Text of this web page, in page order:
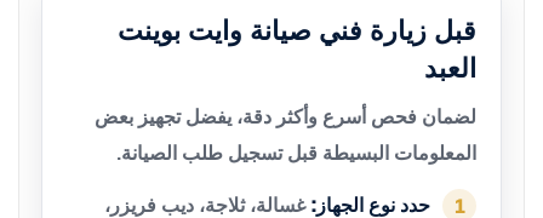
قبل زيارة فني صيانة وايت بوينت
العبد
لضمان فحص أسرع وأكثر دقة، يفضل تجهيز بعض
المعلومات البسيطة قبل تسجيل طلب الصيانة.
1 حدد نوع الجهاز: غسالة، ثلاجة، ديب فريزر،